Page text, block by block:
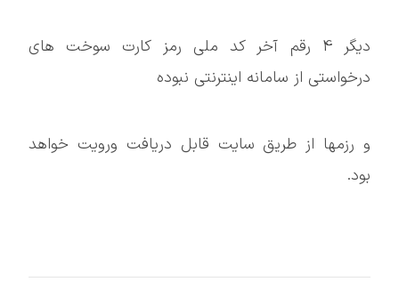
دیگر 4 رقم آخر کد ملی رمز کارت سوخت های
درخواستی از سامانه اینترنتی نبوده
و رزمها از طریق سایت قابل دریافت ورویت خواهد
بود.